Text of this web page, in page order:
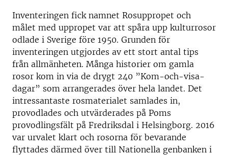
Inventeringen fick namnet Rosuppropet och
målet med uppropet var att spåra upp kulturrosor
odlade i Sverige före 1950. Grunden för
inventeringen utgjordes av ett stort antal tips
från allmänheten. Många historier om gamla
rosor kom in via de drygt 240 ”Kom-och-visa-
dagar” som arrangerades över hela landet. Det
intressantaste rosmaterialet samlades in,
provodlades och utvärderades på Poms
provodlingsfält på Fredriksdal i Helsingborg. 2016
var urvalet klart och rosorna för bevarande
flyttades därmed över till Nationella genbanken i